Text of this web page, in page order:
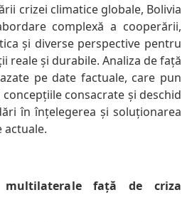
crizei climatice globale, Bolivia
complexă a cooperării,
și diverse perspective pentru
reale și durabile. Analiza de față
pe date factuale, care pun
consacrate și deschid
în înțelegerea și soluționarea
față de criza